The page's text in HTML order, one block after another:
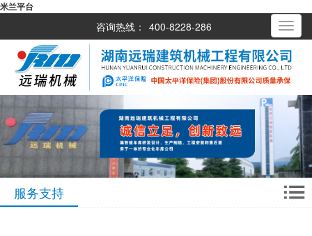
米兰平台
咨询热线： 400-8228-286
服务支持
Toggle